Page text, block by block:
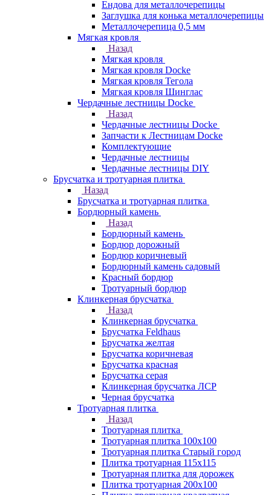
Ендова для металлочерепицы
Заглушка для конька металлочерепицы
Металлочерепица 0,5 мм
Мягкая кровля
Назад
Мягкая кровля
Мягкая кровля Docke
Мягкая кровля Тегола
Мягкая кровля Шинглас
Чердачные лестницы Docke
Назад
Чердачные лестницы Docke
Запчасти к Лестницам Docke
Комплектующие
Чердачные лестницы
Чердачные лестницы DIY
Брусчатка и тротуарная плитка
Назад
Брусчатка и тротуарная плитка
Бордюрный камень
Назад
Бордюрный камень
Бордюр дорожный
Бордюр коричневый
Бордюрный камень садовый
Красный бордюр
Тротуарный бордюр
Клинкерная брусчатка
Назад
Клинкерная брусчатка
Брусчатка Feldhaus
Брусчатка желтая
Брусчатка коричневая
Брусчатка красная
Брусчатка серая
Клинкерная брусчатка ЛСР
Черная брусчатка
Тротуарная плитка
Назад
Тротуарная плитка
Тротуарная плитка 100x100
Тротуарная плитка Старый город
Плитка тротуарная 115x115
Тротуарная плитка для дорожек
Плитка тротуарная 200х100